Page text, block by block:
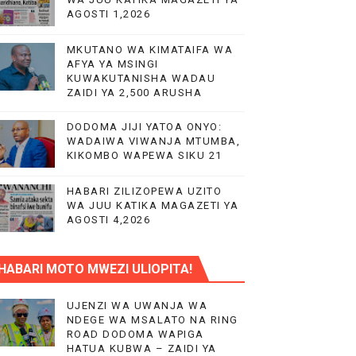
YA VIPIMO
NA HUDUMA KWA VIJANA BBT
AGOSTI 1,2026
MKUTANO WA KIMATAIFA WA
AFYA YA MSINGI
KUWAKUTANISHA WADAU
ZAIDI YA 2,500 ARUSHA
DODOMA JIJI YATOA ONYO:
WADAIWA VIWANJA MTUMBA,
KIKOMBO WAPEWA SIKU 21
HABARI ZILIZOPEWA UZITO
WA JUU KATIKA MAGAZETI YA
AGOSTI 4,2026
MOTO MWEZI ULIOPITA!
UJENZI WA UWANJA WA
NDEGE WA MSALATO NA RING
ROAD DODOMA WAPIGA
HATUA KUBWA – ZAIDI YA